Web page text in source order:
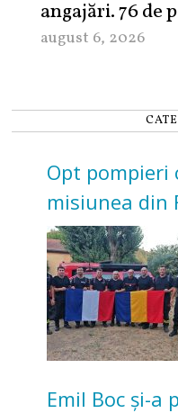
angajări. 76 de
august 6, 2026
Opt pompieri
misiunea din
incendii de
Emil Boc și-a